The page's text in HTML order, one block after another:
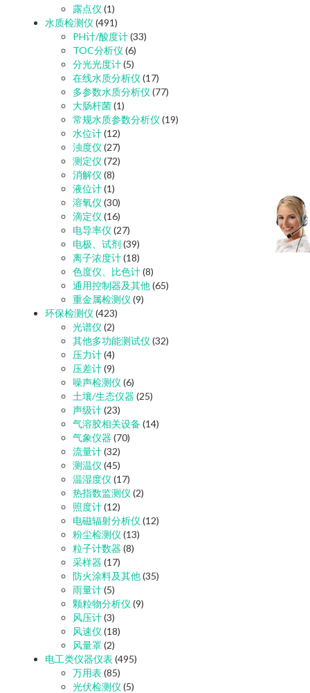
露点仪 (1)
水质检测仪 (491)
PH计/酸度计(33)
TOC分析仪 (6)
分光光度计(5)
在线水质分析仪 (17)
多参数水质分析仪 (77)
大肠杆菌(1)
常规水质参数分析仪 (19)
水位计(12)
浊度仪 (27)
测定仪 (72)
消解仪 (8)
液位计(1)
溶氧仪 (30)
滴定仪 (16)
电导率仪 (27)
电极、试剂 (39)
离子浓度计(18)
色度仪、比色计(8)
通用控制器及其他(65)
重金属检测仪 (9)
环保检测仪 (423)
光谱仪 (2)
其他多功能测试仪 (32)
压力计(4)
压差计(9)
噪声检测仪 (6)
土壤/生态仪器 (25)
声级计(23)
气溶胶相关设备 (14)
气象仪器 (70)
流量计(32)
测温仪 (45)
温湿度仪 (17)
热指数监测仪 (2)
照度计(12)
电磁辐射分析仪 (12)
粉尘检测仪 (13)
粒子计数器 (8)
采样器 (17)
防火涂料及其他(35)
雨量计(5)
颗粒物分析仪 (9)
风压计(3)
风速仪 (18)
风量罩 (2)
电工类仪器仪表(495)
万用表(85)
光伏检测仪 (5)